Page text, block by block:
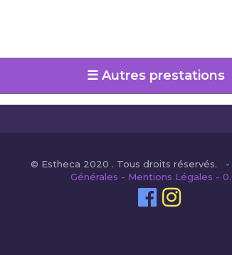
☰ Autres prestations
© Estheca 2020 . Tous droits réservés. -
Générales - Mentions Légales -